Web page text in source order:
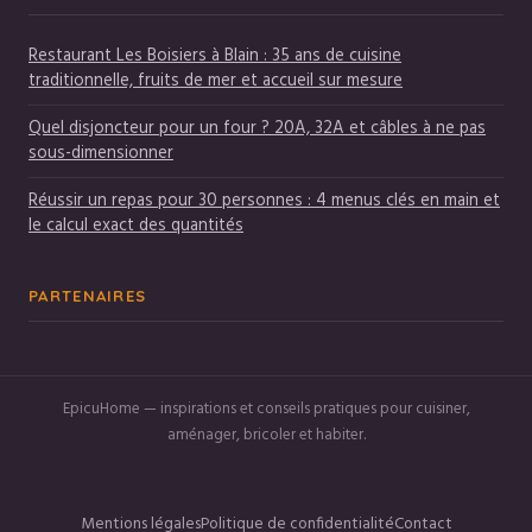
Restaurant Les Boisiers à Blain : 35 ans de cuisine
traditionnelle, fruits de mer et accueil sur mesure
Quel disjoncteur pour un four ? 20A, 32A et câbles à ne pas
sous-dimensionner
Réussir un repas pour 30 personnes : 4 menus clés en main et
le calcul exact des quantités
PARTENAIRES
EpicuHome — inspirations et conseils pratiques pour cuisiner,
aménager, bricoler et habiter.
Mentions légalesPolitique de confidentialitéContact